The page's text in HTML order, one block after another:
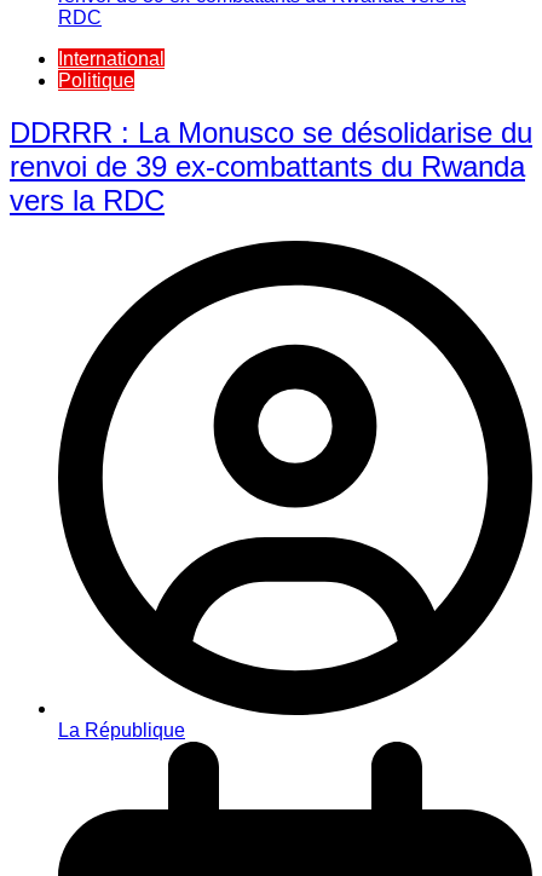
International
Politique
DDRRR : La Monusco se désolidarise du
renvoi de 39 ex-combattants du Rwanda
vers la RDC
La République